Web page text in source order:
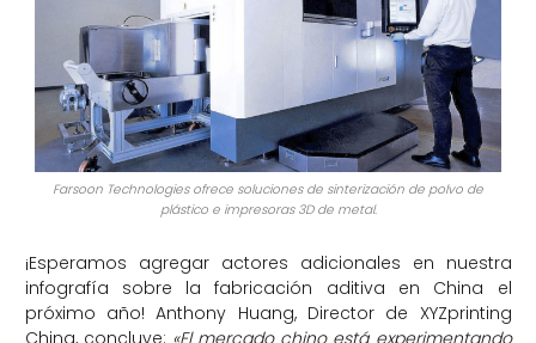
Farsoon Technologies ofrece soluciones de sinterización de polvo de
plástico e impresoras 3D de metal.
¡Esperamos agregar actores adicionales en nuestra
infografía sobre la fabricación aditiva en China el
próximo año! Anthony Huang, Director de XYZprinting